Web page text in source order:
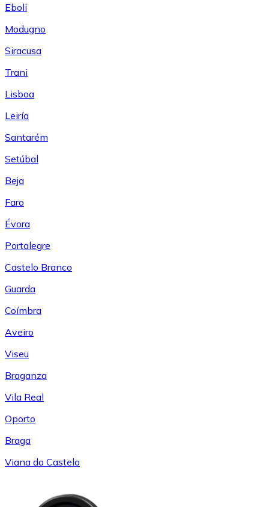
Eboli
Modugno
Siracusa
Trani
Lisboa
Leiría
Santarém
Setúbal
Beja
Faro
Évora
Portalegre
Castelo Branco
Guarda
Coímbra
Aveiro
Viseu
Braganza
Vila Real
Oporto
Braga
Viana do Castelo